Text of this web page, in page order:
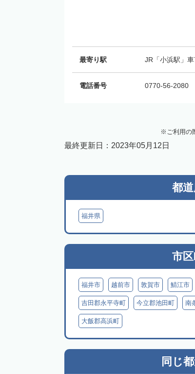
最寄り駅 JR「小浜駅」
電話番号 0770-56-2080
ご利用の
最終更新日： 2023年05月12日
都
福井県
市
福井市 越前市 敦賀市 鯖江市
吉田郡永平寺町 今立郡池田町 南
大飯郡高浜町
同じ